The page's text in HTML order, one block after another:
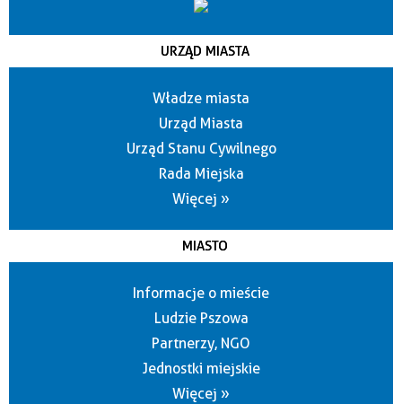
URZĄD MIASTA
Władze miasta
Urząd Miasta
Urząd Stanu Cywilnego
Rada Miejska
Więcej »
MIASTO
Informacje o mieście
Ludzie Pszowa
Partnerzy, NGO
Jednostki miejskie
Więcej »